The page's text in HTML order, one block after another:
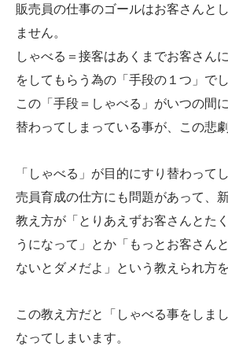
販売員の仕事のゴールはお客さんと
ません。
しゃべる＝接客はあくまでお客さん
をしてもらう為の「手段の１つ」でし
この「手段＝しゃべる」がいつの間
替わってしまっている事が、この悲
「しゃべる」が目的にすり替わって
売員育成の仕方にも問題があって、
教え方が「とりあえずお客さんとた
うになって」とか「もっとお客さん
ないとダメだよ」という教えられ方
この教え方だと「しゃべる事をしま
なってしまいます。